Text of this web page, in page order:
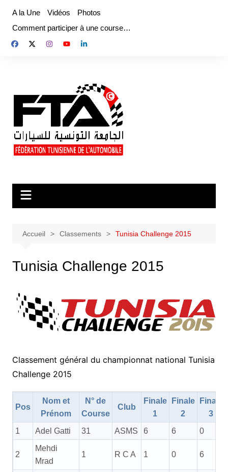
contenu
A la Une Vidéos
Photos
Comment participer à une course…
Accueil Classements Tunisia Challenge 2015
Tunisia Challenge 2015
Classement général du championnat national Tunisia
Challenge 2015
Pos
Nom et
Prénom
N° de
Course
Club
Finale
1
Finale
2
Finale
3
1 Adel Gatti 31 ASMS 6 6 0
2
Mehdi
Mrad
1 R C A 1 0 6